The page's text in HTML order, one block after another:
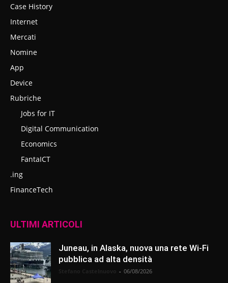
Case History
Internet
Mercati
Nomine
App
Device
Rubriche
Jobs for IT
Digital Communication
Economics
FantaICT
.ing
FinanceTech
ULTIMI ARTICOLI
Juneau, in Alaska, nuova una rete Wi-Fi
pubblica ad alta densità
- 06/08/2026